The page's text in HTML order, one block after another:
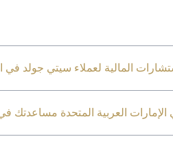
المالية لعملاء سيتي جولد في
العربية المتحدة مساعدتك في